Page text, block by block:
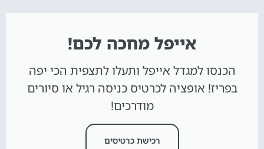
אייפל מחכה לכם!
הכנסו למגדל אייפל ותעלו לתצפית הכי יפה
בפריז! אופציה לכרטיס כניסה רגיל או סיורים
מודרכים!
רכישת כרטיסים